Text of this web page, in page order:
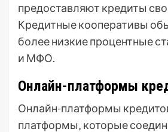
предоставляют кредиты
Кредитные кооперативы
более низкие процентные
и МФО.
Онлайн-платформы
Онлайн-платформы
платформы‚ которые